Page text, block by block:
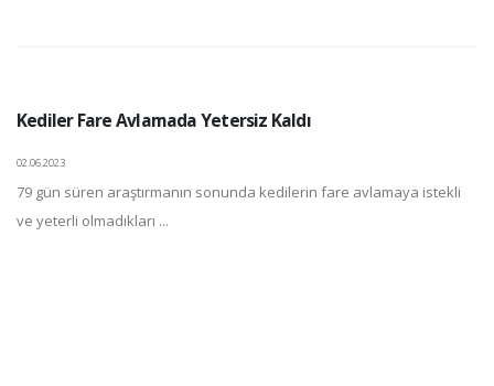
Kediler Fare Avlamada Yetersiz Kaldı
02.06.2023
79 gün süren araştırmanın sonunda kedilerin fare avlamaya istekli
ve yeterli olmadıkları ...